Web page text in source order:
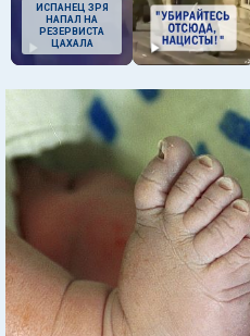
ИСПАНЕЦ ЗРЯ
НАПАЛ НА
РЕЗЕРВИСТА
ЦАХАЛА